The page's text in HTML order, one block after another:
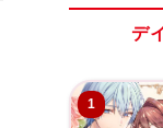
デ
1